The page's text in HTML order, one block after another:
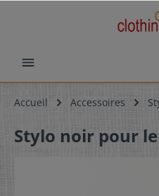
Accueil Accessoires
Stylo noir pour le